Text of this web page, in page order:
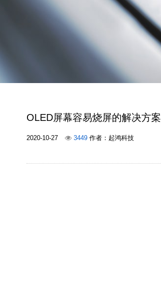
OLED屏幕容易烧屏的解决方案
2020-10-27 3449作者：起鸿科技